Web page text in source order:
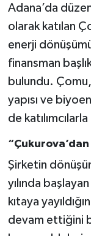
Adana’da
olarak katılan
enerji
finansman
bulundu. Çomu,
yapısı ve
de
Şirketin
yılında
kıtaya
devam ettiğini